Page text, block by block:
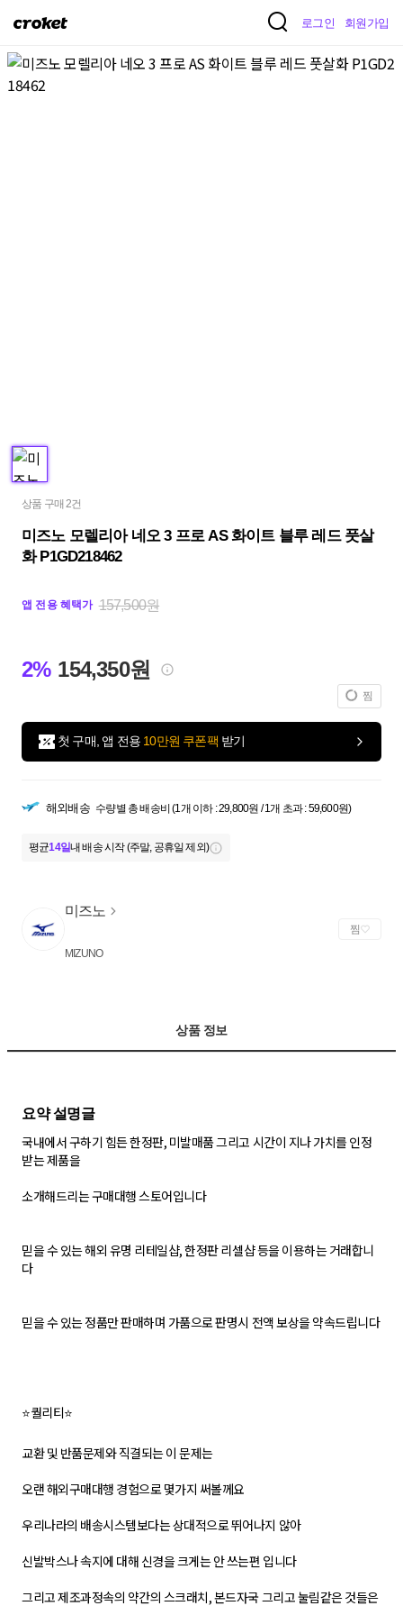
크
켓
로그인 회원가입
상품 구매 2건
미즈노 모렐리아 네오 3 프로 AS 화이트 블루 레드 풋살
화 P1GD218462
앱 전용 혜택가 157,500원
2% 154,350원
찜
첫 구매, 앱 전용 10만원 쿠폰팩 받기
해외배송 수량별 총 배송비 (1개 이하 : 29,800원 / 1개 초과 : 59,600원)
평균14일내 배송 시작 (주말, 공휴일 제외)
미즈노
MIZUNO
찜
상품 정보
요약 설명글
국내에서 구하기 힘든 한정판, 미발매품 그리고 시간이 지나 가치를 인정
받는 제품을
소개해드리는 구매대행 스토어입니다
믿을 수 있는 해외 유명 리테일샵, 한정판 리셀샵 등을 이용하는 거래합니
다
믿을 수 있는 정품만 판매하며 가품으로 판명시 전액 보상을 약속드립니다
⭐퀄리티⭐
교환 및 반품문제와 직결되는 이 문제는
오랜 해외구매대행 경험으로 몇가지 써볼께요
우리나라의 배송시스템보다는 상대적으로 뛰어나지 않아
신발박스나 속지에 대해 신경을 크게는 안 쓰는편 입니다
그리고 제조과정속의 약간의 스크래치, 본드자국 그리고 눌림같은 것들은